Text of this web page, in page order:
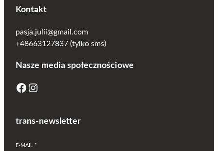
Kontakt
pasja.julii@gmail.com
+48663127837 (tylko sms)
Nasze media społecznościowe
Facebook Instagram
trans-newsletter
E-MAIL *